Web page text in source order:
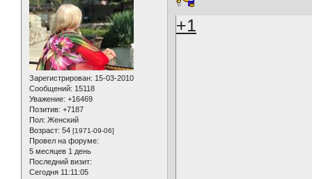
Зарегистрирован: 15-03-2010
Сообщений: 15118
Уважение: +16469
Позитив: +7187
Пол: Женский
Возраст: 54 [1971-09-06]
Провел на форуме:
5 месяцев 1 день
Последний визит:
Сегодня 11:11:05
+1